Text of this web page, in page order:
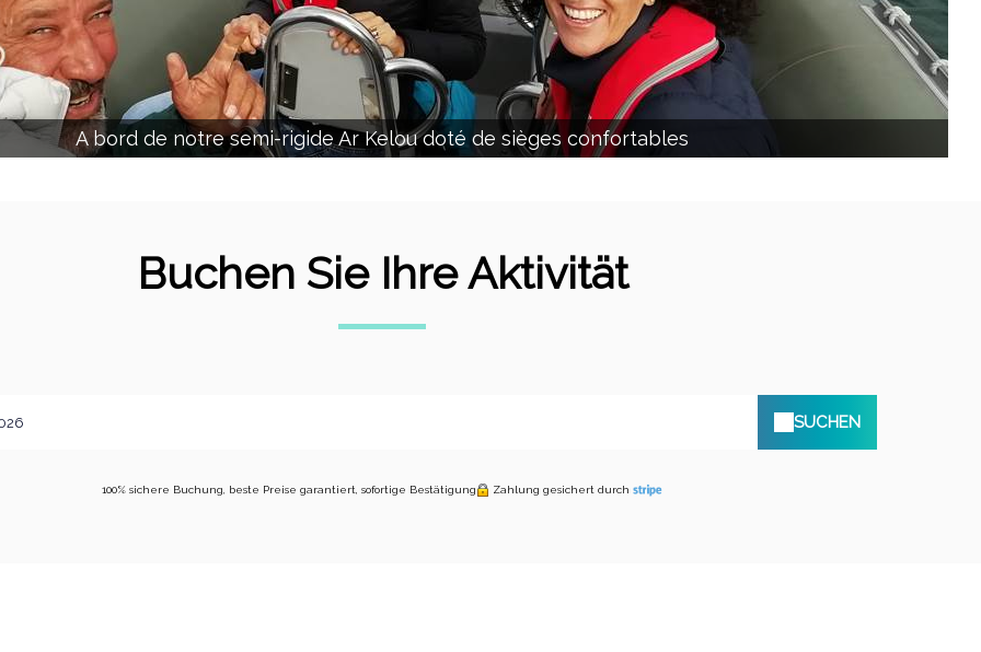
A bord de notre semi-rigide Ar Kelou doté de sièges confortables
Buchen Sie Ihre Aktivität
SUCHEN
100% sichere Buchung, beste Preise garantiert, sofortige Bestätigung Zahlung gesichert durch